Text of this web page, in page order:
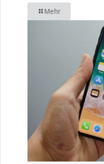
Mehr